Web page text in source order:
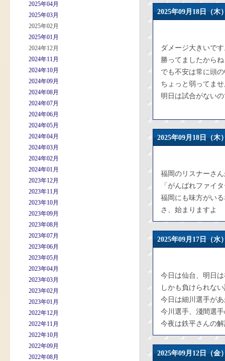
2025年04月
2025年03月
2025年02月
2025年01月
2024年12月
2024年11月
2024年10月
2024年09月
2024年08月
2024年07月
2024年06月
2024年05月
2024年04月
2024年03月
2024年02月
2024年01月
2023年12月
2023年11月
2023年10月
2023年09月
2023年08月
2023年07月
2023年06月
2023年05月
2023年04月
2023年03月
2023年02月
2023年01月
2022年12月
2022年11月
2022年10月
2022年09月
2022年08月
2025年09月18日
ダメージ大きいで
勝ってましたから
でも不安は常に頭
ちょっと弱ってま
明日は試合がない
2025年09月18日
福岡のリスナーさ
「がんばれファイ
福岡にも味方がい
さ、始まりますよ
2025年09月17日
今日は仙台、明日
しかも負けられな
今日は細川選手が
今川選手、淺間選
今夜は鉄平さんの
2025年09月12日